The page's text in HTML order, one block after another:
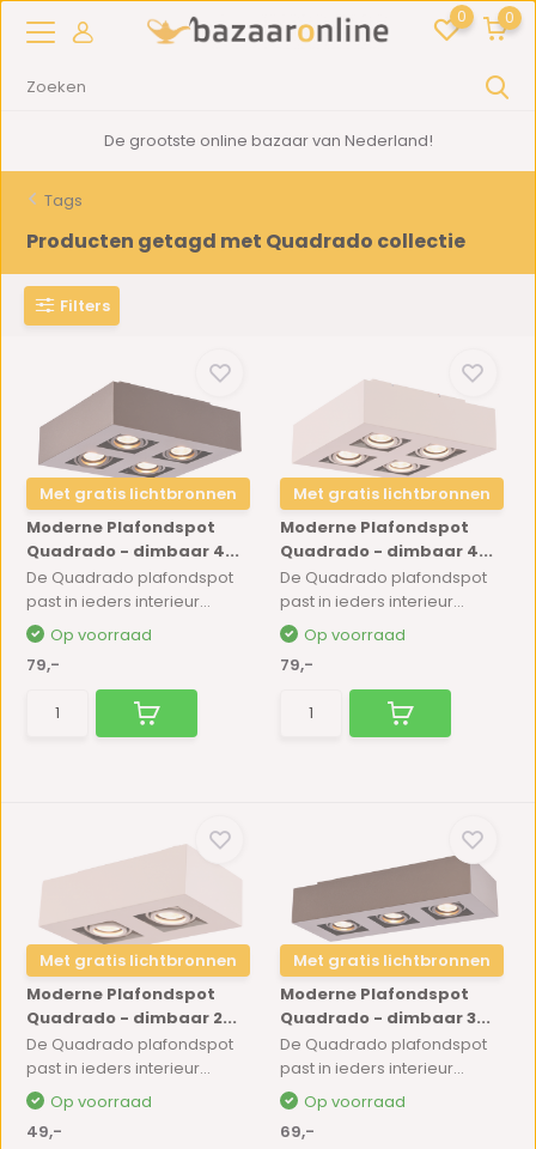
0 0
2000m2showroom in
Tags
Producten getagd met Quadrado collectie
Filters
Met gratis lichtbronnen
Moderne Plafondspot
Quadrado - dimbaar 4...
De Quadrado plafondspot
past in ieders interieur...
Op voorraad
79,-
Met gratis lichtbronnen
Moderne Plafondspot
Quadrado - dimbaar 4...
De Quadrado plafondspot
past in ieders interieur...
Op voorraad
79,-
Met gratis lichtbronnen
Moderne Plafondspot
Quadrado - dimbaar 2...
De Quadrado plafondspot
past in ieders interieur...
Op voorraad
49,-
Met gratis lichtbronnen
Moderne Plafondspot
Quadrado - dimbaar 3...
De Quadrado plafondspot
past in ieders interieur...
Op voorraad
69,-